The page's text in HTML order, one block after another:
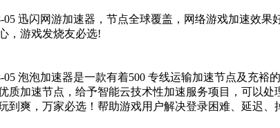
05 迅闪网游加速器，节点全球覆盖，网络游戏加速效
，游戏发烧友必选!
05 泡泡加速器是一款有着500 专线运输加速节点及充裕
质加速节点，给予智能云技术性加速服务项目，可以
到爽，万家必选！帮助游戏用户解决登录困难、延迟